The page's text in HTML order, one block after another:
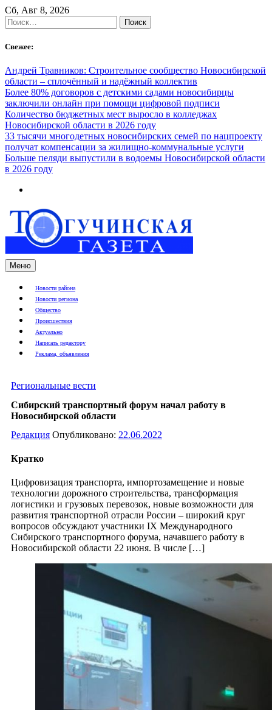
Skip
to
content
Сб, Авг 8, 2026
Найти:
Свежее:
Андрей Травников: Строительное сообщество Новосибирской
области – сплочённый и надёжный коллектив
Более 80% договоров с детскими садами новосибирцы
заключили онлайн при помощи цифровой подписи
Количество бюджетных мест выросло в колледжах
Новосибирской области в 2026 году
33 тысячи многодетных новосибирских семей по нацпроекту
получат компенсации за жилищно-коммунальные услуги
Больше пеляди выпустили в водоемы Новосибирской области
в 2026 году
Меню
Новости района
Новости региона
Общество
Происшествия
Актуально
Написать редактору
Реклама, объявления
Региональные вести
Сибирский транспортный форум начал работу в
Новосибирской области
Редакция Опубликовано: 22.06.2022
Кратко
Цифровизация транспорта, импортозамещение и новые
технологии дорожного строительства, трансформация
логистики и грузовых перевозок, новые возможности для
развития транспортной отрасли России – широкий круг
вопросов обсуждают участники IX Международного
Сибирского транспортного форума, начавшего работу в
Новосибирской области 22 июня. В числе […]